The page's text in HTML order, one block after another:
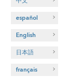
español
English
日本語
français